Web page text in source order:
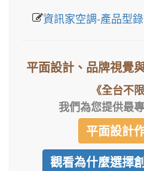
資訊家空調-產品型
平面設計、品牌視覺
《全台不
我們為您提供最
平面設計
觀看為什麼選擇